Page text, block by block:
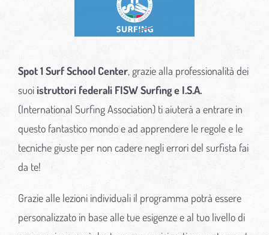
Spot 1 Surf School Center, grazie alla professionalità dei
suoiistruttori federali FISW Surfing e I.S.A.
(International Surfing Association) ti aiuterà a entrare in
questo fantastico mondo e ad apprendere le regole e le
tecniche giuste per non cadere negli errori del surfista fai
da te!
Grazie alle lezioni individuali il programma potrà essere
personalizzato in base alle tue esigenze e al tuo livello di